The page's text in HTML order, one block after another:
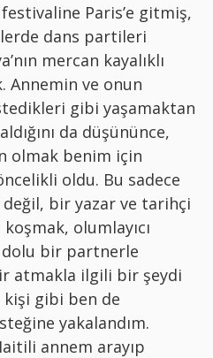
Paris’e gitmiş,
dans partileri
mercan kayalıklı
Annemin ve onun
gibi yaşamaktan
da düşününce,
olmak benim için
oldu. Bu sadece
değil, bir yazar ve tarihçi
olumlayıcı
dolu bir partnerle
atmakla ilgili bir şeydi
gibi ben de
yakalandım.
annem arayıp